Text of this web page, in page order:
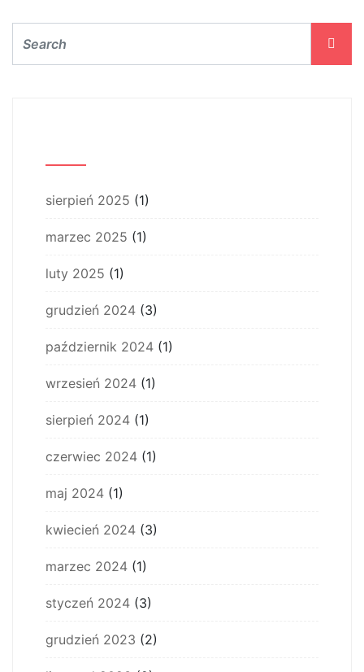
sierpień 2025 (1)
marzec 2025 (1)
luty 2025 (1)
grudzień 2024 (3)
październik 2024 (1)
wrzesień 2024 (1)
sierpień 2024 (1)
czerwiec 2024 (1)
maj 2024 (1)
kwiecień 2024 (3)
marzec 2024 (1)
styczeń 2024 (3)
grudzień 2023 (2)